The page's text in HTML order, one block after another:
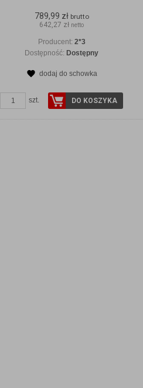
789,99 zł brutto
642,27 zł netto
Producent: 2*3
Dostępność: Dostępny
dodaj do schowka
szt. DO KOSZYKA